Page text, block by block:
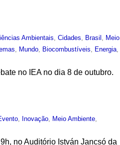
Ambientais ,Cidades Brasil
Meio
Mundo Biocombustíveis Energia
no IEA no dia 8 de outubro.
Inovação Meio Ambiente
no Auditório István Jancsó da